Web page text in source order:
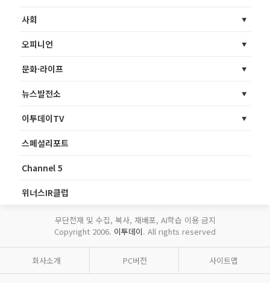
사회
오피니언
문화·라이프
뉴스발전소
이투데이TV
스페셜리포트
Channel 5
위너스IR클럽
무단전재 및 수집, 복사, 재배포, AI학습 이용 금지
Copyright 2006. 이투데이. All rights reserved
회사소개 PC버전 사이트맵